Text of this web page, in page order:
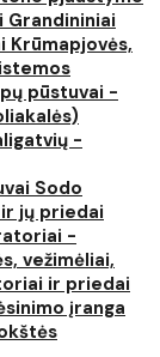
Grandininiai
Krūmapjovės,
pūstuvai -
-
Sodo
jų priedai
-
vežimėliai,
ir priedai
įranga